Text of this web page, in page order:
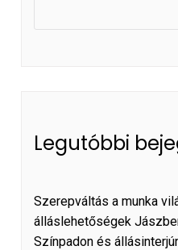
Legutóbbi
Szerepváltás a munka
álláslehetőségek
Színpadon és